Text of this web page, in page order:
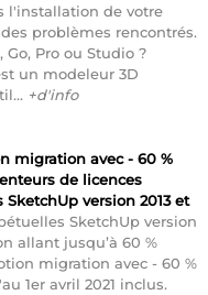
l'installation de votre
problèmes rencontrés.
Pro ou Studio ?
un modeleur 3D
+d'info
migration avec - 60 %
de licences
version 2013 et
SketchUp version
allant jusqu’à 60 %
migration avec - 60 %
1er avril 2021 inclus.